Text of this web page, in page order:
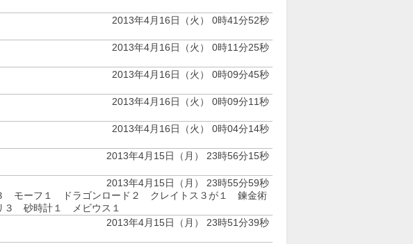
2013年4月16日（火） 0時41分52秒
2013年4月16日（火） 0時11分25秒
2013年4月16日（火） 0時09分45秒
2013年4月16日（火） 0時09分11秒
2013年4月16日（火） 0時04分14秒
2013年4月15日（月） 23時56分15秒
2013年4月15日（月） 23時55分59秒
モーフ１ ドラゴンロード２ クレイトス３が１ 鍊金術
３ 砂時計１ メビウス１
2013年4月15日（月） 23時51分39秒